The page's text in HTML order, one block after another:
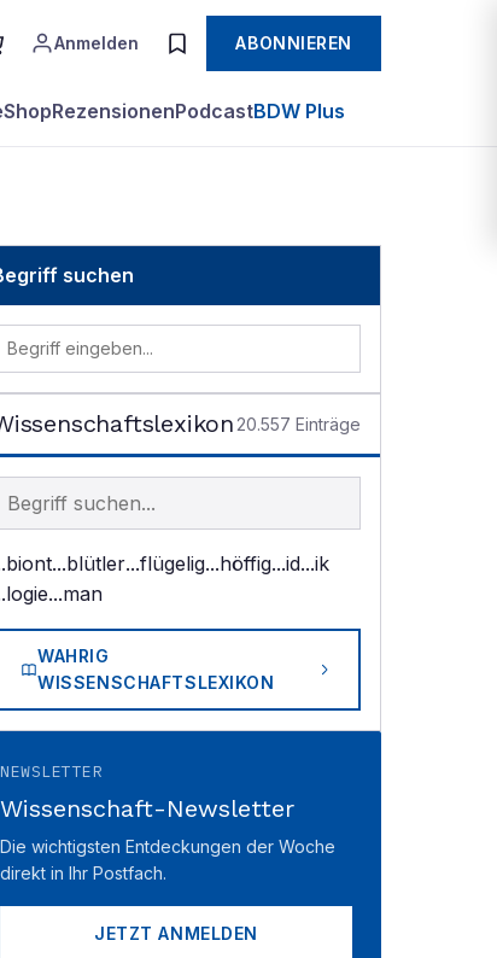
Anmelden ABONNIEREN
ShopRezensionenPodcastBDW Plus
suchen
20.557 Einträge
Begriff im Lexikon suchen
...blütler...flügelig...höffig...id...ik
...man
WAHRIG
WISSENSCHAFTSLEXIKON
NEWSLETTER
Wissenschaft-Newsletter
Die wichtigsten Entdeckungen der Woche
direkt in Ihr Postfach.
JETZT ANMELDEN